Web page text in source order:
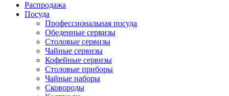
Распродажа
Посуда
Профессиональная посуда
Обеденные сервизы
Столовые сервизы
Чайные сервизы
Кофейные сервизы
Столовые приборы
Чайные наборы
Сковороды